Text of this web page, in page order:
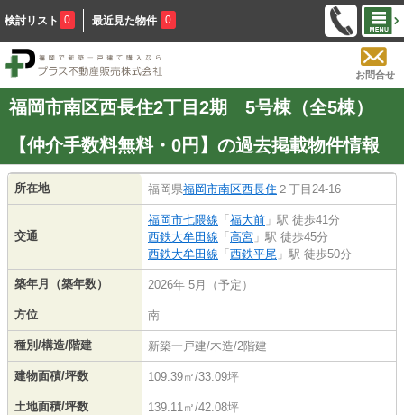
検討リスト 0 最近見た物件 0
お問合せ
福岡市南区西長住2丁目2期 5号棟（全5棟）
【仲介手数料無料・0円】の過去掲載物件情報
所在地 福岡県福岡市南区西長住 ２丁目24-16
交通
福岡市七隈線 「 福大前 」駅 徒歩41分
西鉄大牟田線 「 高宮 」駅 徒歩45分
西鉄大牟田線 「 西鉄平尾 」駅 徒歩50分
築年月（築年数） 2026年 5月（予定）
方位 南
種別/構造/階建 新築一戸建/木造/2階建
建物面積/坪数 109.39㎡/33.09坪
土地面積/坪数 139.11㎡/42.08坪